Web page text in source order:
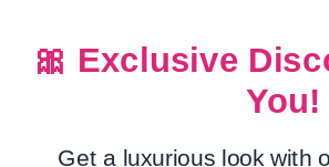
🎀 Exclusive
You!
Get a luxurious look with